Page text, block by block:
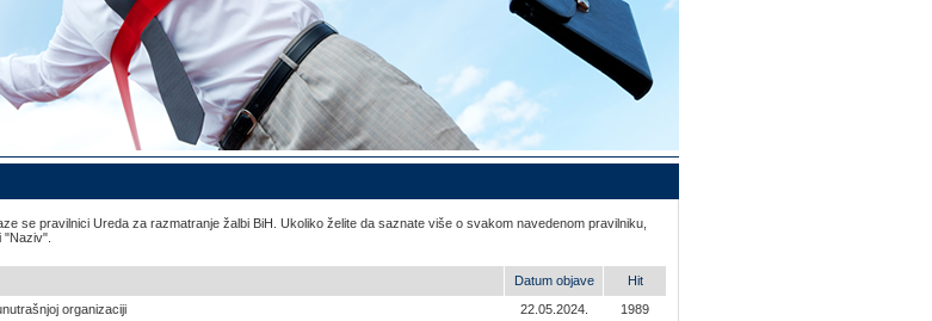
se pravilnici Ureda za razmatranje žalbi BiH. Ukoliko želite da saznate više o svakom navedenom pravilniku,
"Naziv".
Datum objave
Hit
organizaciji 22.05.2024.
1989